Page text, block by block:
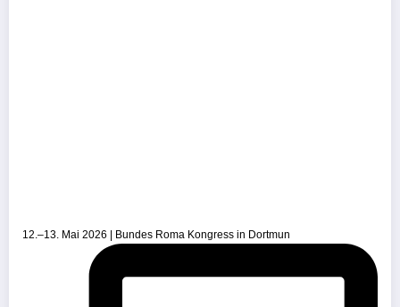
12.–13. Mai 2026 | Bundes Roma Kongress in Dortmun